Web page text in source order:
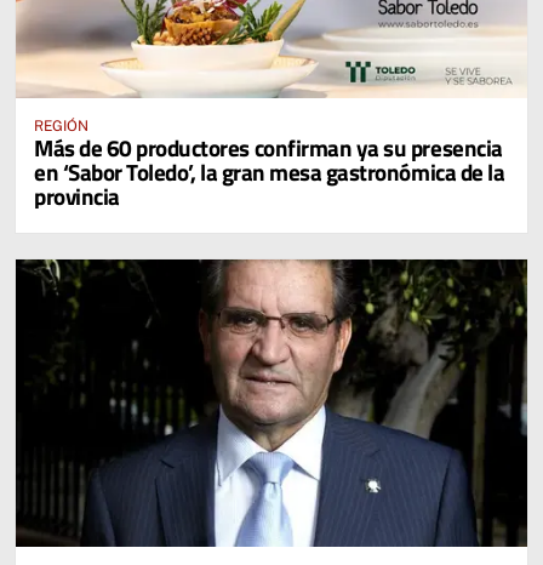
REGIÓN
Más de 60 productores confirman ya su presencia
en ‘Sabor Toledo’, la gran mesa gastronómica de la
provincia